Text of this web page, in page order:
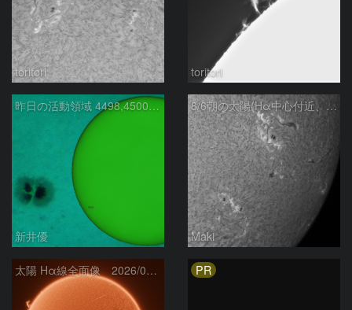
toritori toritori
昨日の活動領域 4498,4500：2026/08/05
新井優
8/6朝の太陽(Hα中心付近、4498、4502付近)
Maki
太陽 Hα線全面像 2026/08/06 PR